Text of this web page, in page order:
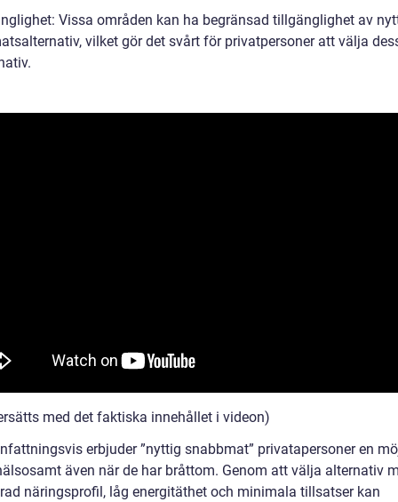
Vissa områden kan ha begränsad tillgänglighet av
vilket gör det svårt för privatpersoner att välja
med det faktiska innehållet i videon)
erbjuder ”nyttig snabbmat” privatapersoner en
även när de har bråttom. Genom att välja alternativ
näringsprofil, låg energitäthet och minimala tillsatser kan